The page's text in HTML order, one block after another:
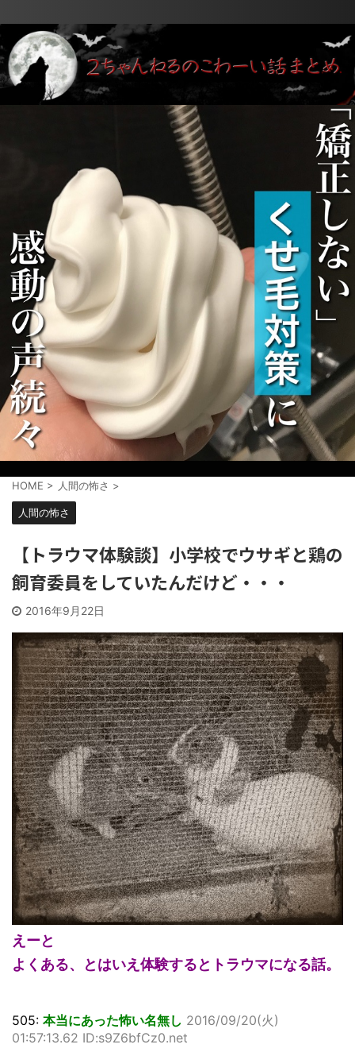
HOME > 人間の怖さ >
人間の怖さ
【トラウマ体験談】小学校でウサギと鶏の
飼育委員をしていたんだけど・・・
2016年9月22日
えーと
よくある、とはいえ体験するとトラウマになる話。
505: 本当にあった怖い名無し 2016/09/20(火)
01:57:13.62 ID:s9Z6bfCz0.net